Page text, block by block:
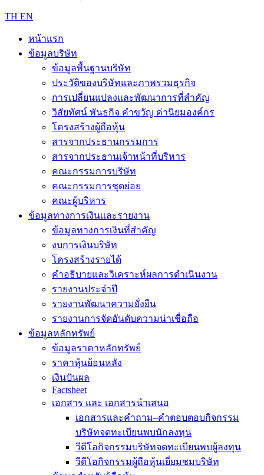
TH EN
หน้าแรก
ข้อมูลบริษัท
ข้อมูลพื้นฐานบริษัท
ประวัติของบริษัทและภาพรวมธุรกิจ
การเปลี่ยนแปลงและพัฒนาการที่สำคัญ
วิสัยทัศน์ พันธกิจ คำขวัญ ค่านิยมองค์กร
โครงสร้างผู้ถือหุ้น
สารจากประธานกรรมการ
สารจากประธานเจ้าหน้าที่บริหาร
คณะกรรมการบริษัท
คณะกรรมการชุดย่อย
คณะผู้บริหาร
ข้อมูลทางการเงินเเละรายงาน
ข้อมูลทางการเงินที่สำคัญ
งบการเงินบริษัท
โครงสร้างรายได้
คำอธิบายและวิเคราะห์ผลการดำเนินงาน
รายงานประจำปี
รายงานพัฒนาความยั่งยืน
รายงานการจัดอันดับความน่าเชื่อถือ
ข้อมูลหลักทรัพย์
ข้อมูลราคาหลักทรัพย์
ราคาหุ้นย้อนหลัง
เงินปันผล
Factsheet
เอกสาร และ เอกสารนำเสนอ
เอกสารและคำถาม–คำตอบตอบกิจกรรม
บริษัทจดทะเบียนพบนักลงทุน
วีดีโอกิจกรรมบริษัทจดทะเบียนพบผู้ลงทุน
วีดีโอกิจกรรมผู้ถือหุ้นเยี่ยมชมบริษัท